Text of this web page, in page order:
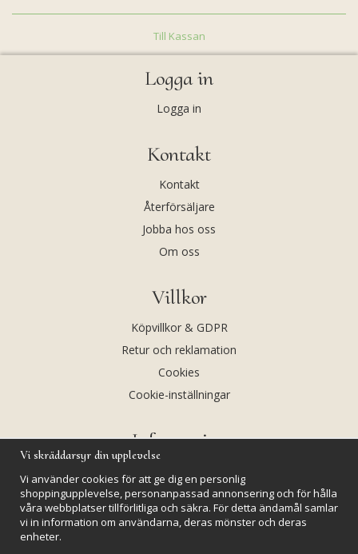
Till Kassan
Logga in
Logga in
Kontakt
Kontakt
Återförsäljare
Jobba hos oss
Om oss
Villkor
Köpvillkor & GDPR
Retur och reklamation
Cookies
Cookie-inställningar
Information
Kalendarium
Nyheter
Vi skräddarsyr din upplevelse
Vi använder cookies för att ge dig en personlig
shoppingupplevelse, personanpassad annonsering och för hålla
våra webbplatser tillförlitliga och säkra. För detta ändamål samlar
vi in information om användarna, deras mönster och deras
enheter.